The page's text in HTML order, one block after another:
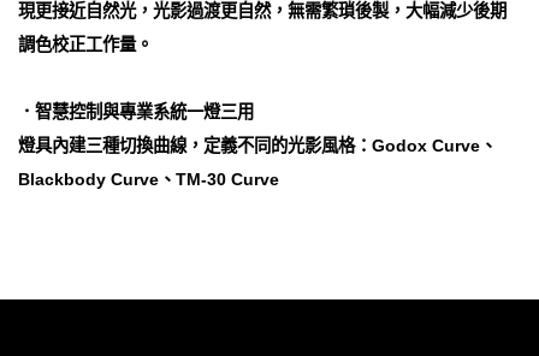
現更接近自然光，光影過渡更自然，無需繁瑣後製，大幅減少後期
調色校正工作量。
．智慧控制與專業系統一燈三用
燈具內建三種切換曲線，定義不同的光影風格：Godox Curve、
Blackbody Curve、TM-30 Curve